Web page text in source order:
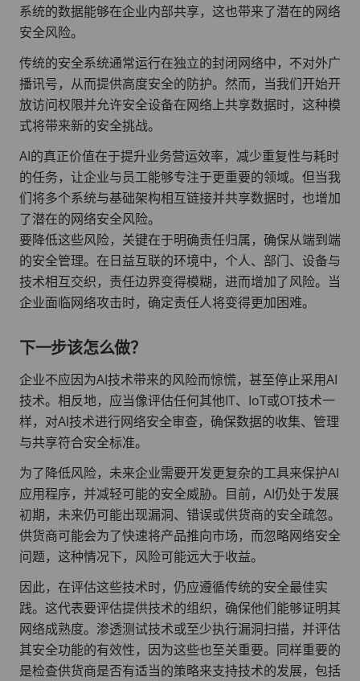
系统的数据能够在企业内部共享，这也带来了潜在的网络
安全风险。
传统的安全系统通常运行在独立的封闭网络中，不对外广
播讯号，从而提供高度安全的防护。然而，当我们开始开
放访问权限并允许安全设备在网络上共享数据时，这种模
式将带来新的安全挑战。
AI的真正价值在于提升业务营运效率，减少重复性与耗时
的任务，让企业与员工能够专注于更重要的领域。但当我
们将多个系统与基础架构相互链接并共享数据时，也增加
了潜在的网络安全风险。
要降低这些风险，关键在于明确责任归属，确保从端到端
的安全管理。在日益互联的环境中，个人、部门、设备与
技术相互交织，责任边界变得模糊，进而增加了风险。当
企业面临网络攻击时，确定责任人将变得更加困难。
下一步该怎么做？
企业不应因为AI技术带来的风险而惊慌，甚至停止采用AI
技术。相反地，应当像评估任何其他IT、IoT或OT技术一
样，对AI技术进行网络安全审查，确保数据的收集、管理
与共享符合安全标准。
为了降低风险，未来企业需要开发更复杂的工具来保护AI
应用程序，并减轻可能的安全威胁。目前，AI仍处于发展
初期，未来仍可能出现漏洞、错误或供货商的安全疏忽。
供货商可能会为了快速将产品推向市场，而忽略网络安全
问题，这种情况下，风险可能远大于收益。
因此，在评估这些技术时，仍应遵循传统的安全最佳实
践。这代表要评估提供技术的组织，确保他们能够证明其
网络成熟度。渗透测试技术或至少执行漏洞扫描，并评估
其安全功能的有效性，因为这些也至关重要。同样重要的
是检查供货商是否有适当的策略来支持技术的发展，包括